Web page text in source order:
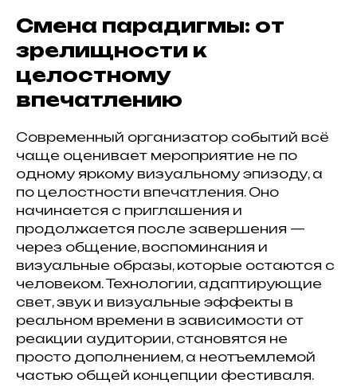
Смена парадигмы: от
зрелищности к
целостному
впечатлению
Современный организатор событий всё
чаще оценивает мероприятие не по
одному яркому визуальному эпизоду, а
по целостности впечатления. Оно
начинается с приглашения и
продолжается после завершения —
через общение, воспоминания и
визуальные образы, которые остаются с
человеком. Технологии, адаптирующие
свет, звук и визуальные эффекты в
реальном времени в зависимости от
реакции аудитории, становятся не
просто дополнением, а неотъемлемой
частью общей концепции фестиваля.